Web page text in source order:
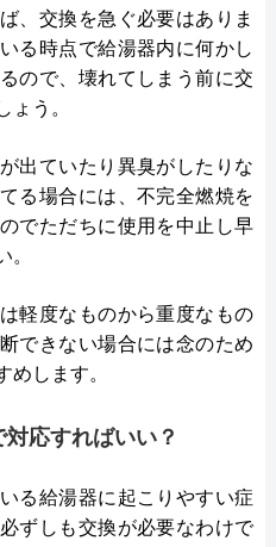
、交換を急ぐ必要はありま
る時点で給湯器内に何かし
ので、壊れてしまう前に交
ょう。
出ていたり異臭がしたりな
る場合には、不完全燃焼を
でただちに使用を中止し早
。
軽度なものから重度なもの
できない場合には念のため
めします。
応すればいい？
る給湯器に起こりやすい症
ずしも交換が必要なわけで